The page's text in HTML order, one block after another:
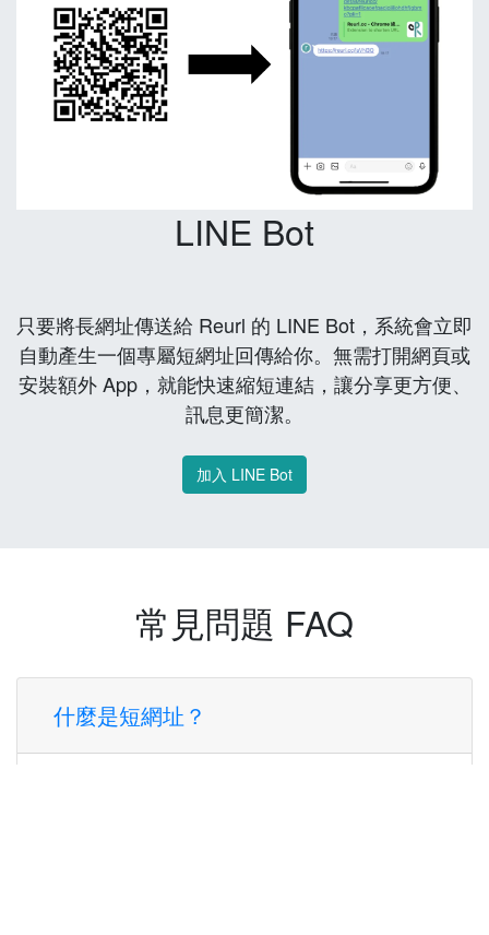
LINE Bot
只要將長網址傳送給 Reurl 的 LINE Bot，系統會立即
自動產生一個專屬短網址回傳給你。無需打開網頁或
安裝額外 App，就能快速縮短連結，讓分享更方便、
訊息更簡潔。
加入 LINE Bot
常見問題 FAQ
什麼是短網址？